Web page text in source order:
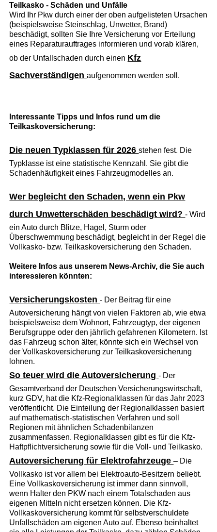
Teilkasko - Schäden und Unfälle
Wird Ihr Pkw durch einer der oben aufgelisteten Ursachen
(beispielsweise Steinschlag, Unwetter, Brand)
beschädigt, sollten Sie Ihre Versicherung vor Erteilung
eines Reparaturauftrages informieren und vorab klären,
ob der Unfallschaden durch einen Kfz
Sachverständigenaufgenommen werden soll.
Interessante Tipps und Infos rund um die
Teilkaskoversicherung:
Die neuen Typklassen für 2026stehen fest. Die
Typklasse ist eine statistische Kennzahl. Sie gibt die
Schadenhäufigkeit eines Fahrzeugmodelles an.
Wer begleicht den Schaden, wenn ein Pkw
durch Unwetterschäden beschädigt wird?- Wird
ein Auto durch Blitze, Hagel, Sturm oder
Überschwemmung beschädigt, begleicht in der Regel die
Vollkasko- bzw. Teilkaskoversicherung den Schaden.
Weitere Infos aus unserem News-Archiv, die Sie auch
interessieren könnten:
Versicherungskosten- Der Beitrag für eine
Autoversicherung hängt von vielen Faktoren ab, wie etwa
beispielsweise dem Wohnort, Fahrzeugtyp, der eigenen
Berufsgruppe oder den jährlich gefahrenen Kilometern. Ist
das Fahrzeug schon älter, könnte sich ein Wechsel von
der Vollkaskoversicherung zur Teilkaskoversicherung
lohnen.
So teuer wird die Autoversicherung- Der
Gesamtverband der Deutschen Versicherungswirtschaft,
kurz GDV, hat die Kfz-Regionalklassen für das Jahr 2023
veröffentlicht. Die Einteilung der Regionalklassen basiert
auf mathematisch-statistischen Verfahren und soll
Regionen mit ähnlichen Schadenbilanzen
zusammenfassen. Regionalklassen gibt es für die Kfz-
Haftpflichtversicherung sowie für die Voll- und Teilkasko.
Autoversicherung für Elektrofahrzeuge– Die
Vollkasko ist vor allem bei Elektroauto-Besitzern beliebt.
Eine Vollkaskoversicherung ist immer dann sinnvoll,
wenn Halter den PKW nach einem Totalschaden aus
eigenen Mitteln nicht ersetzen können. Die Kfz-
Vollkaskoversicherung kommt für selbstverschuldete
Unfallschäden am eigenen Auto auf. Ebenso beinhaltet